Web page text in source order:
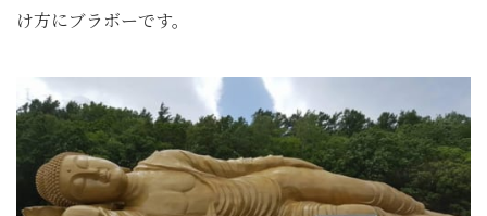
け方にブラボーです。